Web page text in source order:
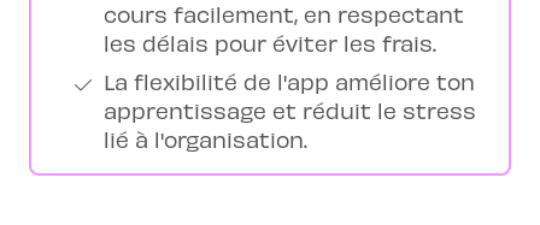
cours facilement, en respectant
les délais pour éviter les frais.
La flexibilité de l'app améliore ton
apprentissage et réduit le stress
lié à l'organisation.